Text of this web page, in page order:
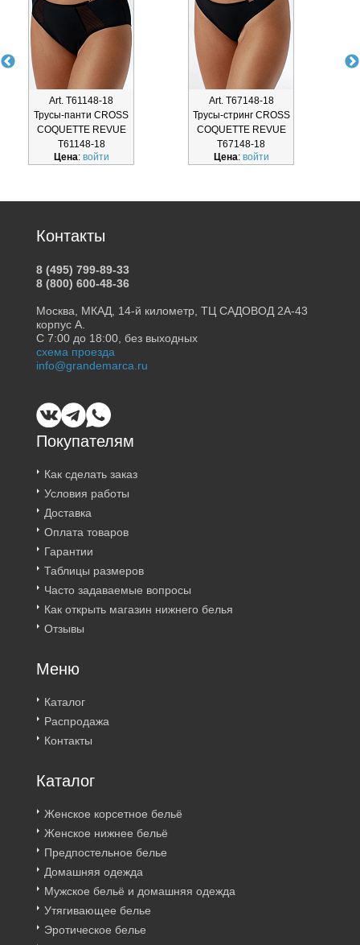
Art. Т61148-18
Трусы-панти CROSS
COQUETTE REVUE
Т61148-18
Цена: войти
Art. Т67148-18
Трусы-стринг CROSS
COQUETTE REVUE
Т67148-18
Цена: войти
Покупателям
Как сделать заказ
Условия работы
Доставка
Оплата товаров
Гарантии
Таблицы размеров
Часто задаваемые вопросы
Как открыть магазин нижнего белья
Отзывы
Меню
Каталог
Распродажа
Контакты
Каталог
Женское корсетное бельё
Женское нижнее бельё
Предпостельное белье
Домашняя одежда
Мужское бельё и домашняя одежда
Утягивающее белье
Эротическое белье
Контакты
8 (495) 799-89-33
8 (800) 600-48-36
Москва, МКАД, 14-й километр, ТЦ САДОВОД 2А-43
корпус А.
С 7:00 до 18:00, без выходных
схема проезда
info@grandemarca.ru